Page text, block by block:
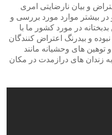
و بیان نارضایتی امری
بیشتر موارد مورد بررسی و
در مورد کشور ما با
و بیدرنگ اعتراض کنندگان
های وحشیانه مانند
زندان های درازمدت در مکان